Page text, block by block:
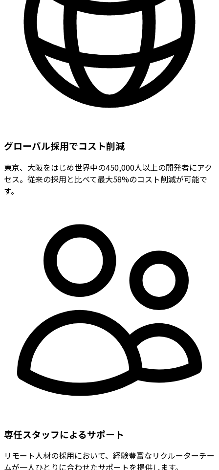
グローバル採用でコスト削減
東京、大阪をはじめ世界中の450,000人以上の開発者にアク
セス。従来の採用と比べて最大58%のコスト削減が可能で
す。
専任スタッフによるサポート
リモート人材の採用において、経験豊富なリクルーターチー
ムが一人ひとりに合わせたサポートを提供します。